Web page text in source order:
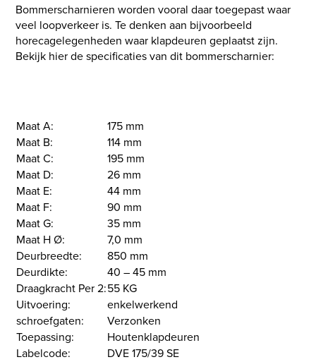
Bommerscharnieren worden vooral daar toegepast waar
veel loopverkeer is. Te denken aan bijvoorbeeld
horecagelegenheden waar klapdeuren geplaatst zijn.
Bekijk hier de specificaties van dit bommerscharnier:
Maat A:
175 mm
Maat B:
114 mm
Maat C:
195 mm
Maat D:
26 mm
Maat E:
44 mm
Maat F:
90 mm
Maat G:
35 mm
Maat H Ø:
7,0 mm
Deurbreedte:
850 mm
Deurdikte:
40 – 45 mm
Draagkracht Per 2:55 KG
Uitvoering:
enkelwerkend
schroefgaten:
Verzonken
Toepassing:
Houtenklapdeuren
Labelcode:
DVE 175/39 SE